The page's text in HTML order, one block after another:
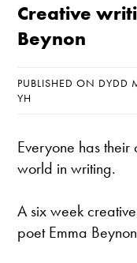
Creative
Beynon
PUBLISHED ON DYDD
YH
Everyone has
world in writing.
A six week
poet Emma Beynon